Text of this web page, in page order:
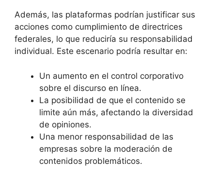
Además, las plataformas podrían justificar sus
acciones como cumplimiento de directrices
federales, lo que reduciría su responsabilidad
individual. Este escenario podría resultar en:
Un aumento en el control corporativo
sobre el discurso en línea.
La posibilidad de que el contenido se
limite aún más, afectando la diversidad
de opiniones.
Una menor responsabilidad de las
empresas sobre la moderación de
contenidos problemáticos.